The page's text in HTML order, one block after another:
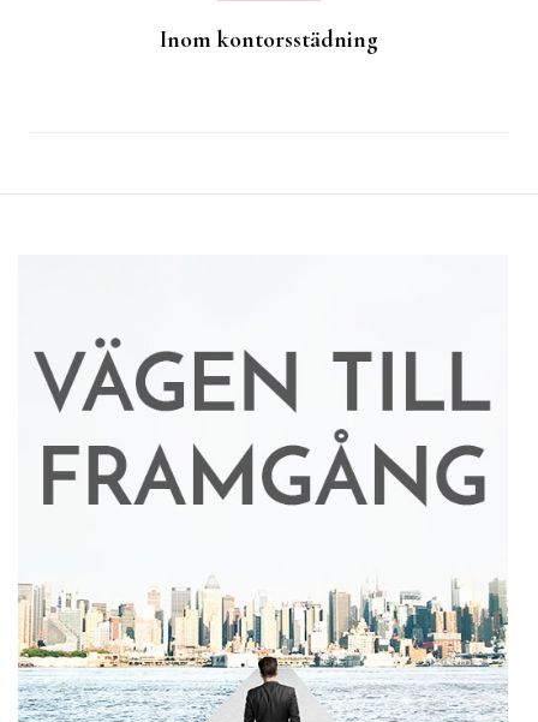
Inom kontorsstädning